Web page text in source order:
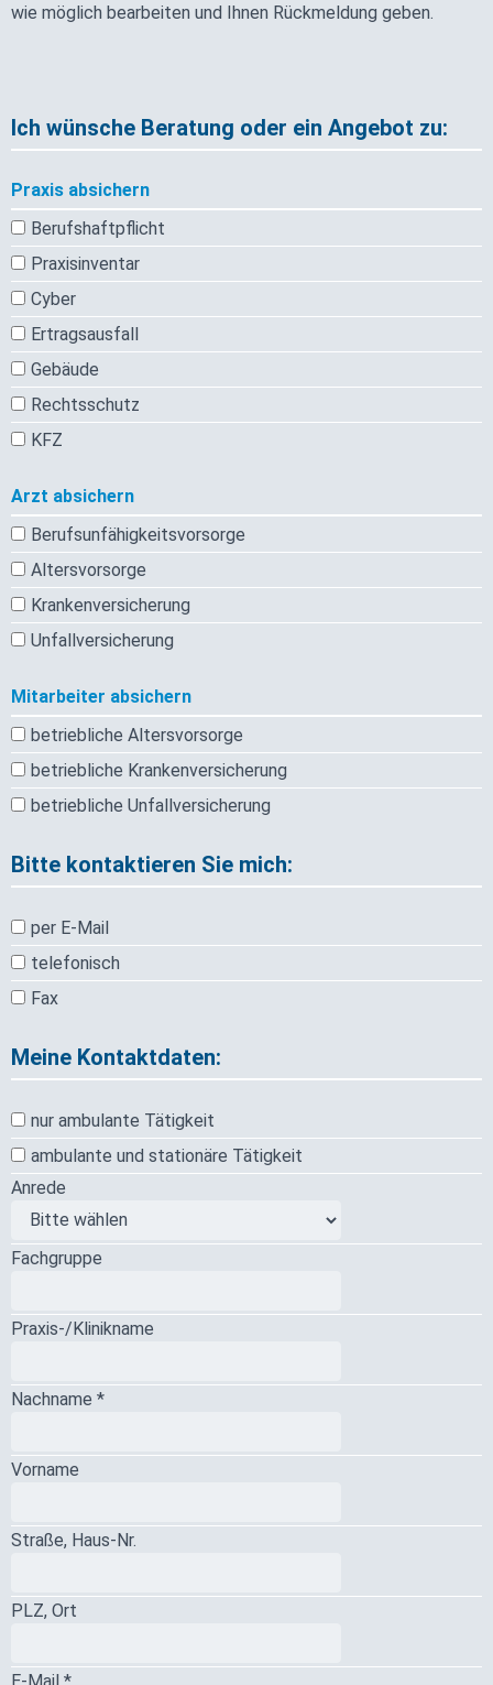
wie möglich bearbeiten und Ihnen Rückmeldung geben.
Ich wünsche Beratung oder ein Angebot zu:
Praxis absichern
Berufshaftpflicht
Praxisinventar
Cyber
Ertragsausfall
Gebäude
Rechtsschutz
KFZ
Arzt absichern
Berufsunfähigkeitsvorsorge
Altersvorsorge
Krankenversicherung
Unfallversicherung
Mitarbeiter absichern
betriebliche Altersvorsorge
betriebliche Krankenversicherung
betriebliche Unfallversicherung
Bitte kontaktieren Sie mich:
per E-Mail
telefonisch
Fax
Meine Kontaktdaten:
nur ambulante Tätigkeit
ambulante und stationäre Tätigkeit
Anrede
Fachgruppe
Praxis-/Klinikname
Nachname *
Vorname
Straße, Haus-Nr.
PLZ, Ort